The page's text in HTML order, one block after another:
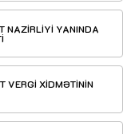
NAZİRLİYİ YANINDA
VERGİ XİDMƏTİNİN